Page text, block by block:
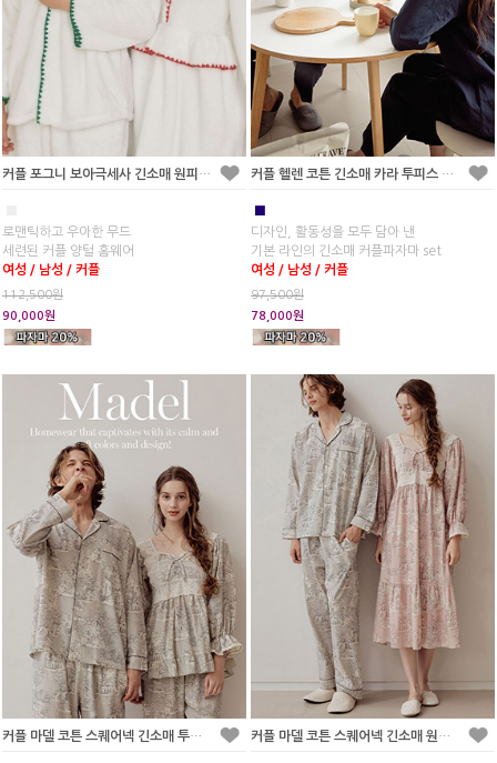
커플 포그니 보아극세사 긴소매 원피스 수면 잠옷
로맨틱하고 우아한 무드
세련된 커플 양털 홈웨어
여성 / 남성 / 커플
112,500원
90,000원
커플 헬렌 코튼 긴소매 카라 투피스 잠옷
■
디자인, 활동성을 모두 담아 낸
기본 라인의 긴소매 커플파자마 set
여성 / 남성 / 커플
97,500원
78,000원
커플 마델 코튼 스퀘어넥 긴소매 투피스 잠옷(2C) 커플 마델 코튼 스퀘어넥 긴소매 원피스 잠옷(2C)